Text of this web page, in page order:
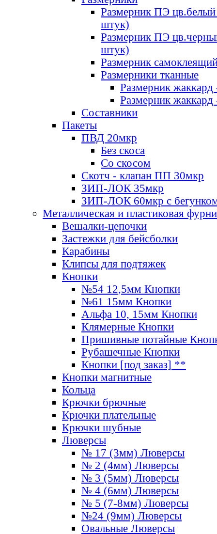
Размерник ПЭ цв.белый
штук)
Размерник ПЭ
штук)
Размерник
Размерники тканные
Размерник
Размерник
Составники
Пакеты
ПВД 20мкр
Без скоса
Со скосом
Скотч - клапан ПП 30мкр
ЗИП-ЛОК 35мкр
ЗИП-ЛОК 60мкр с
Металлическая и пластиковая
Вешалки-цепочки
Застежки для бейсболки
Карабины
Клипсы для подтяжек
Кнопки
№54 12,5мм Кнопки
№61 15мм Кнопки
Альфа 10, 15мм Кнопки
Клямерные Кнопки
Пришивные потайные
Рубашечные Кнопки
Кнопки [под заказ] **
Кнопки магнитные
Кольца
Крючки брючные
Крючки плательные
Крючки шубные
Люверсы
№ 17 (3мм) Люверсы
№ 2 (4мм) Люверсы
№ 3 (5мм) Люверсы
№ 4 (6мм) Люверсы
№ 5 (7-8мм) Люверсы
№24 (9мм) Люверсы
Овальные Люверсы